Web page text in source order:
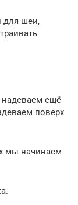
для шеи,
ещё
поверх
мы начинаем